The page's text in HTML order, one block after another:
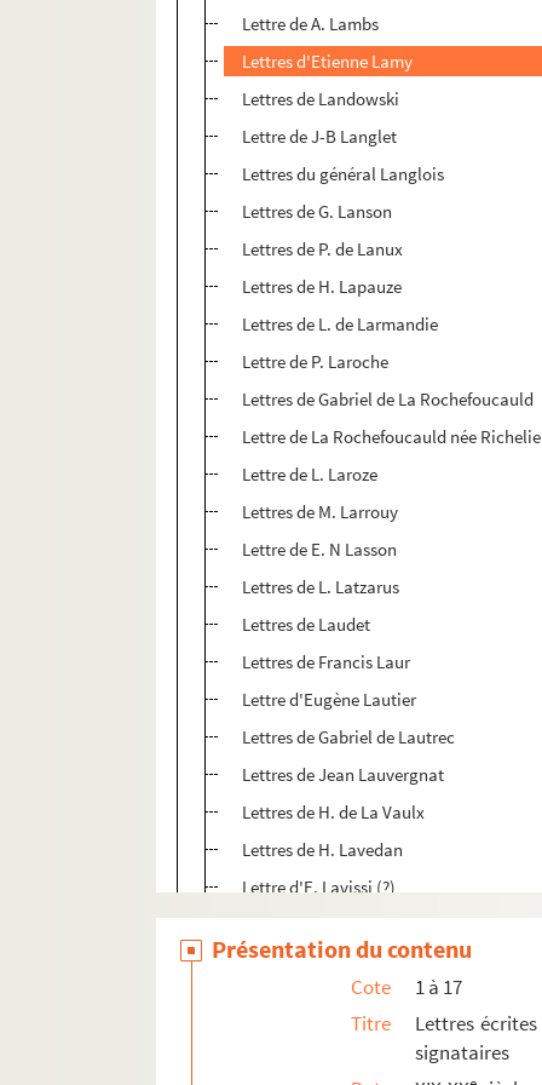
Lettre de A. Lambs
Lettres d'Etienne Lamy
Lettres de Landowski
Lettre de J-B Langlet
Lettres du général Langlois
Lettres de G. Lanson
Lettres de P. de Lanux
Lettres de H. Lapauze
Lettres de L. de Larmandie
Lettre de P. Laroche
Lettres de Gabriel de La Rochefoucauld
Lettre de La Rochefoucauld née
Lettre de L. Laroze
Lettres de M. Larrouy
Lettre de E. N Lasson
Lettres de L. Latzarus
Lettres de Laudet
Lettres de Francis Laur
Lettre d'Eugène Lautier
Lettres de Gabriel de Lautrec
Lettres de Jean Lauvergnat
Lettres de H. de La Vaulx
Lettres de H. Lavedan
Lettre d'E. Lavissi (?)
Lettres de Le Bargy
Lettres d'A. Lebey
Lettre de G. Leblanc
Lettres de Maurice Leblanc
Présentation du contenu
Cote
1 à 17
Titre
Lettres
signataires